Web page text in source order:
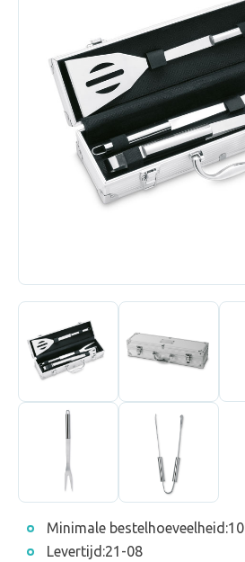
Minimale bestelhoeveelheid:10
Levertijd:21-08